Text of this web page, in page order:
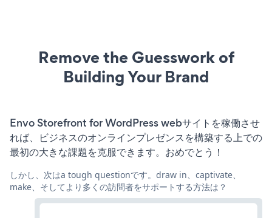
Remove the Guesswork of
Building Your Brand
Envo Storefront for WordPress webサイトを稼働させ
れば、ビジネスのオンラインプレゼンスを構築する上での
最初の大きな課題を克服できます。おめでとう！
しかし、次はa tough questionです。draw in、captivate、
make、そしてより多くの訪問者をサポートする方法は？